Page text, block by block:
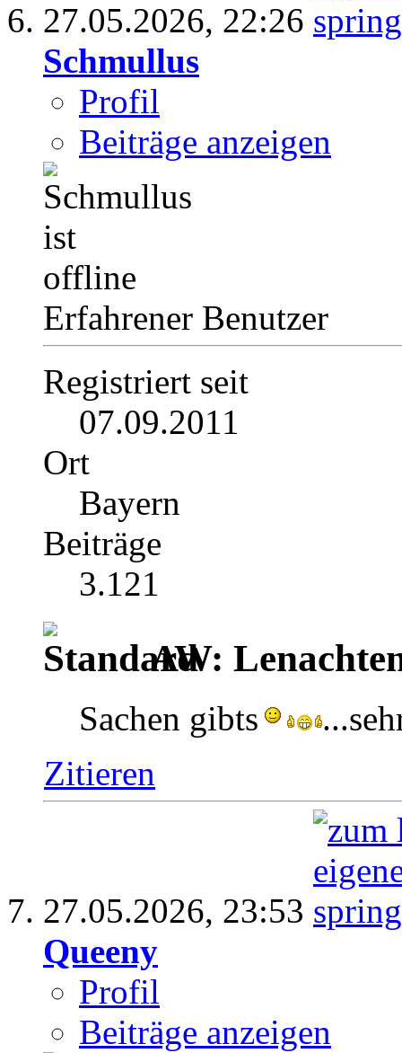
27.05.2026, 22:26
Schmullus
Profil
Beiträge anzeigen
Erfahrener Benutzer
Registriert seit
07.09.2011
Ort
Bayern
Beiträge
3.121
AW:
Sachen gibts
Zitieren
27.05.2026, 23:53
Queeny
Profil
Beiträge anzeigen